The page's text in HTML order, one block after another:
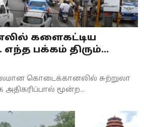
களைகட்டிய
பக்கம் திரும்...
கொடைக்கானலில் சுற்றுலா
மூன்ற...